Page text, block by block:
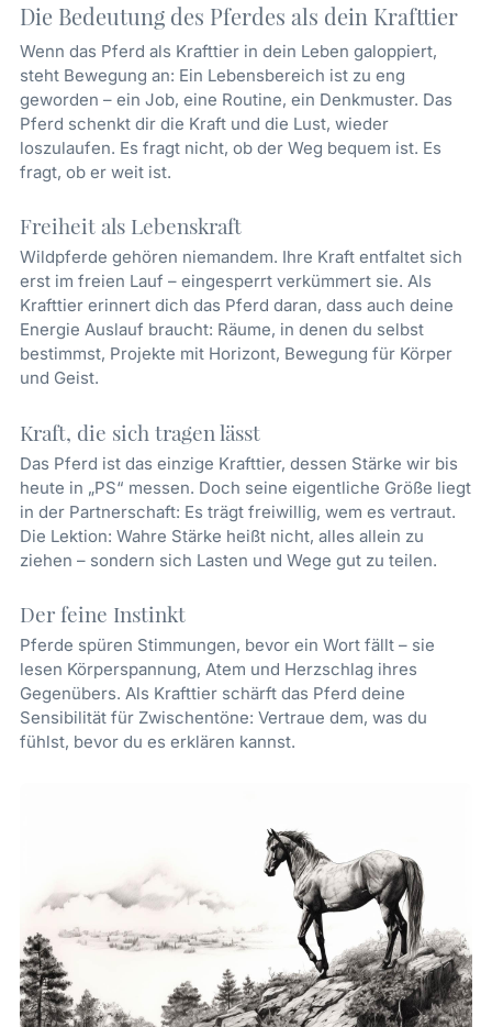
Die Bedeutung des Pferdes als dein Krafttier
Wenn das Pferd als Krafttier in dein Leben galoppiert,
steht Bewegung an: Ein Lebensbereich ist zu eng
geworden – ein Job, eine Routine, ein Denkmuster. Das
Pferd schenkt dir die Kraft und die Lust, wieder
loszulaufen. Es fragt nicht, ob der Weg bequem ist. Es
fragt, ob er weit ist.
Freiheit als Lebenskraft
Wildpferde gehören niemandem. Ihre Kraft entfaltet sich
erst im freien Lauf – eingesperrt verkümmert sie. Als
Krafttier erinnert dich das Pferd daran, dass auch deine
Energie Auslauf braucht: Räume, in denen du selbst
bestimmst, Projekte mit Horizont, Bewegung für Körper
und Geist.
Kraft, die sich tragen lässt
Das Pferd ist das einzige Krafttier, dessen Stärke wir bis
heute in „PS“ messen. Doch seine eigentliche Größe liegt
in der Partnerschaft: Es trägt freiwillig, wem es vertraut.
Die Lektion: Wahre Stärke heißt nicht, alles allein zu
ziehen – sondern sich Lasten und Wege gut zu teilen.
Der feine Instinkt
Pferde spüren Stimmungen, bevor ein Wort fällt – sie
lesen Körperspannung, Atem und Herzschlag ihres
Gegenübers. Als Krafttier schärft das Pferd deine
Sensibilität für Zwischentöne: Vertraue dem, was du
fühlst, bevor du es erklären kannst.